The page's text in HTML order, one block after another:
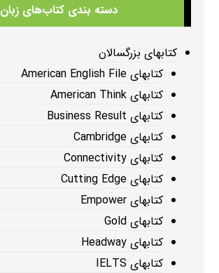
دسته بندی کتاب‌های زبان
کتابهای بزرگسالان
کتابهای American English File
کتابهای American Think
کتابهای Business Result
کتابهای Cambridge
کتابهای Connectivity
کتابهای Cutting Edge
کتابهای Empower
کتابهای Gold
کتابهای Headway
کتابهای IELTS